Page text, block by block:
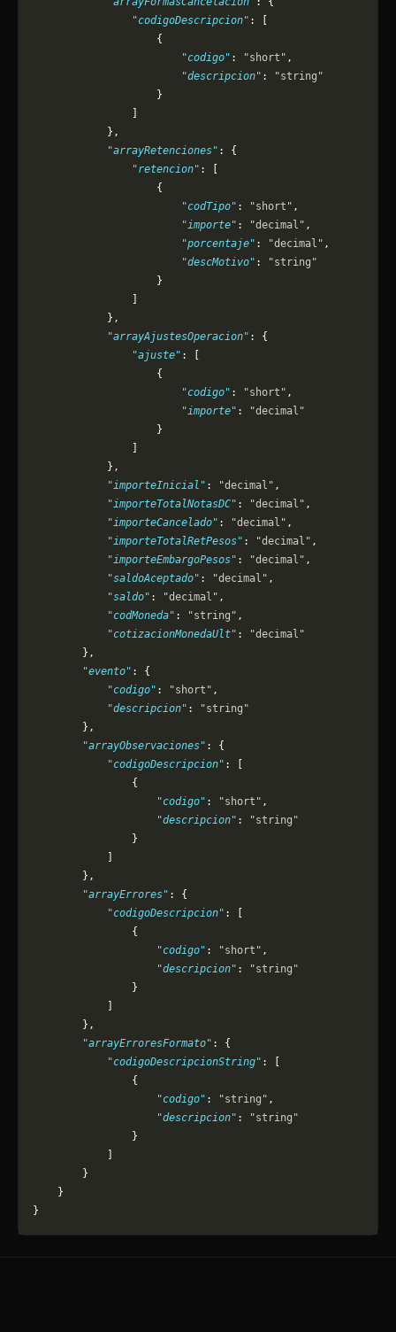
                "codigoDescripcion"
: [
                    {
                        "codigo"
: "short" ,
                        "descripcion"
:
"string"
                    }
            },
            "arrayRetenciones"
: {
                "retencion"
: [
                    {
                        "codTipo"
: "short" ,
                        "importe"
: "decimal" ,
                        "porcentaje"
: "decimal" ,
                        "descMotivo"
:
"string"
                    }
            },
            "arrayAjustesOperacion"
: {
                "ajuste"
: [
                    {
                        "codigo"
: "short" ,
                        "importe"
:
"decimal"
                    }
            },
            "importeInicial"
: "decimal" ,
            "importeTotalNotasDC"
: "decimal" ,
            "importeCancelado"
: "decimal" ,
            "importeTotalRetPesos"
: "decimal" ,
            "importeEmbargoPesos"
: "decimal" ,
            "saldoAceptado"
: "decimal" ,
            "saldo"
: "decimal" ,
            "codMoneda"
: "string" ,
            "cotizacionMonedaUlt"
:
"decimal"
        },
        "evento"
: {
            "codigo"
: "short" ,
            "descripcion"
:
"string"
        },
        "arrayObservaciones"
: {
            "codigoDescripcion"
: [
                {
                    "codigo"
: "short" ,
                    "descripcion"
:
"string"
                }
        },
        "arrayErrores"
: {
            "codigoDescripcion"
: [
                {
                    "codigo"
: "short" ,
                    "descripcion"
:
"string"
                }
        },
        "arrayErroresFormato"
: {
            "codigoDescripcionString"
: [
                {
                    "codigo"
: "string" ,
                    "descripcion"
:
"string"
                }
        }
    }
}